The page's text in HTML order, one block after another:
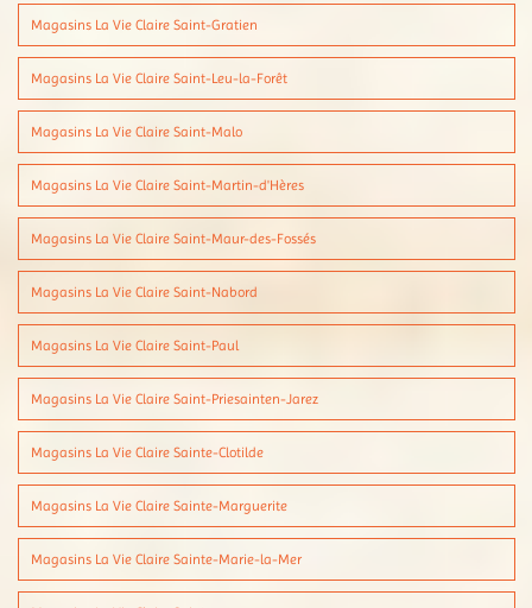
Magasins La Vie Claire Saint-Gratien
Magasins La Vie Claire Saint-Leu-la-Forêt
Magasins La Vie Claire Saint-Malo
Magasins La Vie Claire Saint-Martin-d'Hères
Magasins La Vie Claire Saint-Maur-des-Fossés
Magasins La Vie Claire Saint-Nabord
Magasins La Vie Claire Saint-Paul
Magasins La Vie Claire Saint-Priesainten-Jarez
Magasins La Vie Claire Sainte-Clotilde
Magasins La Vie Claire Sainte-Marguerite
Magasins La Vie Claire Sainte-Marie-la-Mer